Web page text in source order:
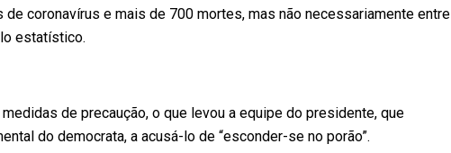
coronavírus e mais de 700 mortes, mas não necessariamente entre
estatístico.
de precaução, o que levou a equipe do presidente, que
do democrata, a acusá-lo de “esconder-se no porão”.